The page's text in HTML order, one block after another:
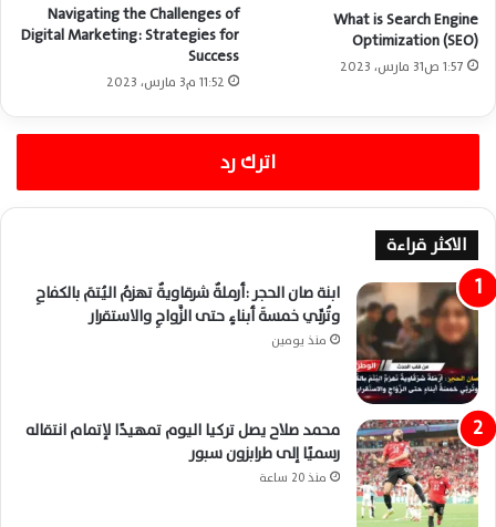
What is Search Engine
Optimization (SEO)
1:57 ص31 مارس، 2023
Navigating the Challenges of
Digital Marketing: Strategies for
Success
11:52 م3 مارس، 2023
اترك رد
الاكثر قراءة
ابنة صان الحجر :أرملةٌ شرقاويةٌ تهزمُ اليُتمَ بالكفاحِ
وتُربِّي خمسةَ أبناءٍ حتى الزَّواجِ والاستقرار
منذ يومين
محمد صلاح يصل تركيا اليوم تمهيدًا لإتمام انتقاله
رسميًا إلى طرابزون سبور
منذ 20 ساعة